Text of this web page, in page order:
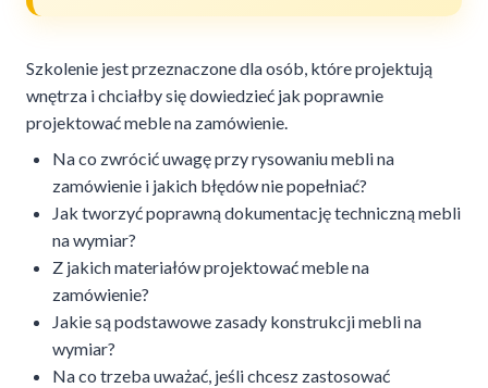
Szkolenie jest przeznaczone dla osób, które projektują
wnętrza i chciałby się dowiedzieć jak poprawnie
projektować meble na zamówienie.
Na co zwrócić uwagę przy rysowaniu mebli na
zamówienie i jakich błędów nie popełniać?
Jak tworzyć poprawną dokumentację techniczną mebli
na wymiar?
Z jakich materiałów projektować meble na
zamówienie?
Jakie są podstawowe zasady konstrukcji mebli na
wymiar?
Na co trzeba uważać, jeśli chcesz zastosować